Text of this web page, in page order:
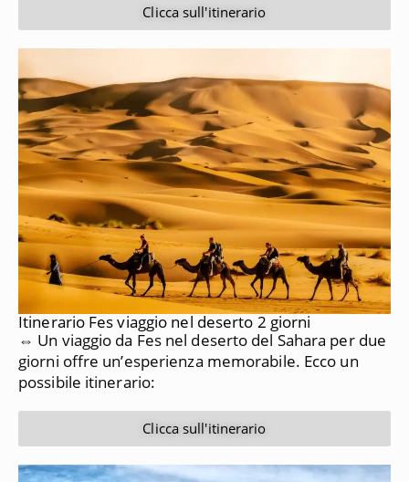
Clicca sull'itinerario
Itinerario Fes viaggio nel deserto 2 giorni
⇔ Un viaggio da Fes nel deserto del Sahara per due
giorni offre un’esperienza memorabile. Ecco un
possibile itinerario:
Clicca sull'itinerario